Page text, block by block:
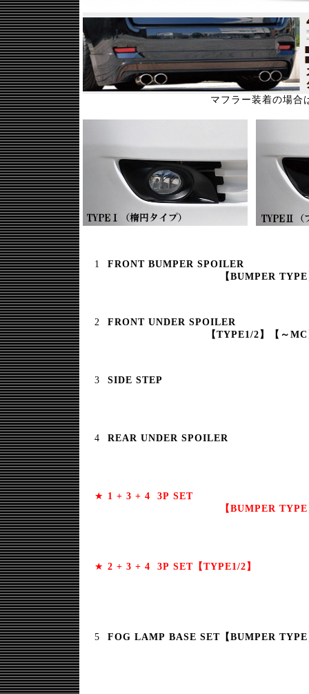
マフラー装着の場合
FRONT BUMPER SPOILER
【BUMPER
FRONT UNDER SPOILER
【TYPE1/2】【～
SIDE STEP
REAR UNDER SPOILER
★ 1 + 3 + 4 3P SET
【BUMPER
★ 2 + 3 + 4 3P SET【TYPE1/2】
FOG LAMP BASE SET【BUMPER TYPE